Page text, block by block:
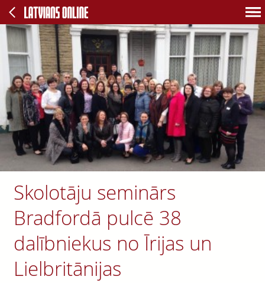
Skolotāju seminārs
Bradfordā pulcē 38
dalībniekus no Īrijas un
Lielbritānijas